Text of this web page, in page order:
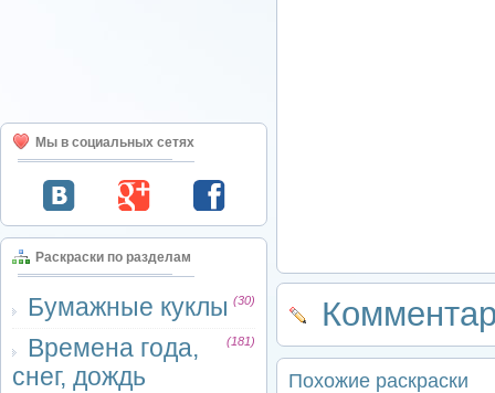
Мы в социальных сетях
Раскраски по разделам
Бумажные куклы (30)
Времена года,
снег, дождь
(181)
Похожие раскраски